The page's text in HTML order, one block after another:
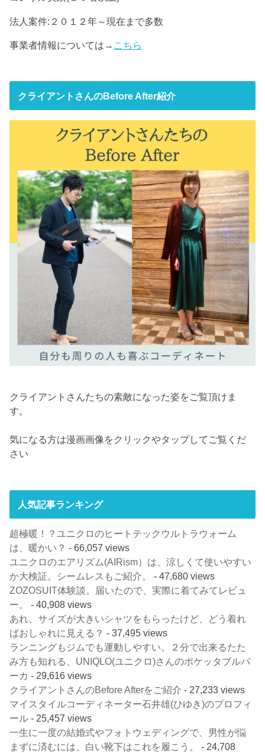
法人案件:２０１２年～現在まで多数
事業者情報については→ こちら
クライアントさんのBefore After紹介
クライアントさんたちの素敵になった姿をご覧頂けま
す。
気になる方は漫画画像をクリックやタップしてご覧くだ
さい
人気記事ランキング
超極暖！？ユニクロのヒートテックウルトラウォーム
は、暖かい？ - 66,057 views
ユニクロのエアリズム(AIRism）は、涼しくて使いやすい
か大検証。シームレスもご紹介。
- 47,680 views
ZOZOSUIT体験談。届いたので、実際に着てみてレビュ
ー。
- 40,908 views
あれ、サイズが大きいシャツをもらったけど、どう着れ
ばおしゃれに見える？ - 37,495 views
ランニングもジムでも運動しやすい。２分で出来るたた
み方も知れる、UNIQLO(ユニクロ)さんのポケッタブルパ
ーカ - 29,616 views
クライアントさんのBefore Afterをご紹介 - 27,233 views
マイスタイルコーディネーター石井雄(ひゆき)のプロフィ
ール - 25,457 views
一生に一度の結婚式やフォトウェディングで、男性が悩
まずに済むには、白い靴下はこれを履こう。
- 24,708